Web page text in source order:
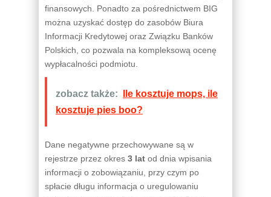
finansowych. Ponadto za pośrednictwem BIG
można uzyskać dostęp do zasobów Biura
Informacji Kredytowej oraz Związku Banków
Polskich, co pozwala na kompleksową ocenę
wypłacalności podmiotu.
zobacz także:
Ile kosztuje mops, ile
kosztuje pies boo?
Dane negatywne przechowywane są w
rejestrze przez okres 3 lat od dnia wpisania
informacji o zobowiązaniu, przy czym po
spłacie długu informacja o uregulowaniu